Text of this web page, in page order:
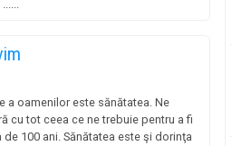
oamenilor este sănătatea. Ne
cu tot ceea ce ne trebuie pentru a fi
100 ani. Sănătatea este şi dorinţa